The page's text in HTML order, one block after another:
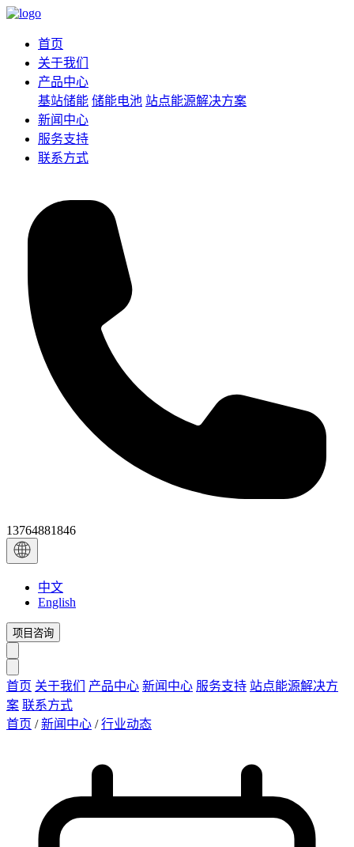
首页
关于我们
产品中心
基站储能 储能电池 站点能源解决方案
新闻中心
服务支持
联系方式
13764881846
中文
English
项目咨询
首页 关于我们 产品中心 新闻中心 服务支持 站点能源解决方
案 联系方式
首页 / 新闻中心 / 行业动态